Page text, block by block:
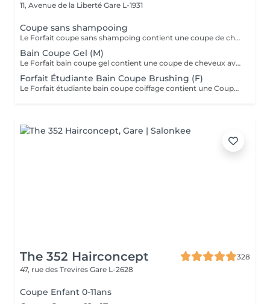
11, Avenue de la Liberté Gare L-1931
Coupe sans shampooing
Le Forfait coupe sans shampoing contient une coupe de cheveux sans shampoing pour les étudiants. En cas de questions veuillez appeler au +352 26 35 02 89.
Bain Coupe Gel (M)
Le Forfait bain coupe gel contient une coupe de cheveux avec shampoing et l'application d'un produit de finition (Gel, Cire, Laque, etc.) pour les étudiants. En cas de questions veuillez appeler au +352 26 35 02 89.
Forfait Étudiante Bain Coupe Brushing (F)
Le Forfait étudiante bain coupe coiffage contient une Coupe et un Brushing pour les étudiantes. Dépendant de la longueur des cheveux, le prix peut varier. En cas de questions veuillez appeler au +352 26 35 02 89.
The 352 Hairconcept
328
47, rue des Trevires Gare L-2628
Coupe Enfant 0-11ans